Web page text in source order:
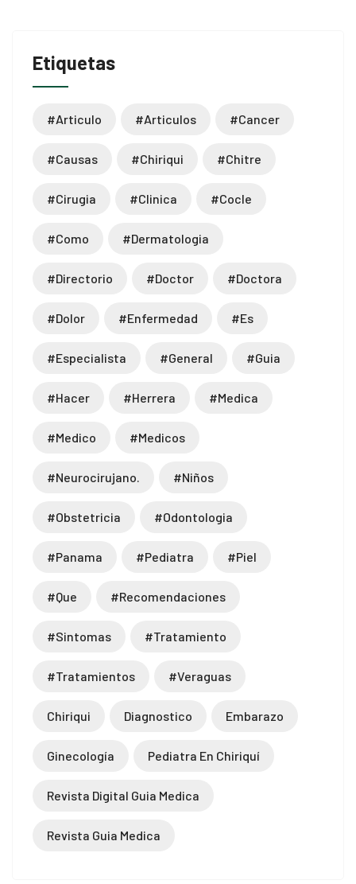
Etiquetas
#articulo #articulos #cancer
#causas #chiriqui #chitre
#cirugia #clinica #cocle
#como #dermatologia
#directorio #doctor #doctora
#dolor #enfermedad #es
#especialista #general #guia
#hacer #herrera #medica
#medico #medicos
#neurocirujano. #niños
#obstetricia #odontologia
#panama #pediatra #piel
#que #recomendaciones
#sintomas #tratamiento
#tratamientos #veraguas
Chiriqui Diagnostico Embarazo
Ginecología Pediatra En Chiriquí
Revista Digital Guia Medica
Revista Guia Medica